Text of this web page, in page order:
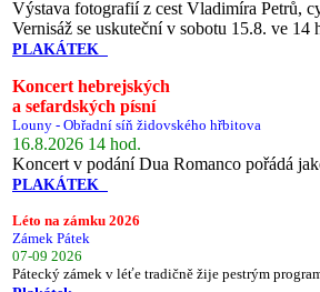
Výstava fotografií z cest Vladimíra Petrů,
Vernisáž se uskuteční v sobotu 15.8. ve 14
PLAKÁTEK
Koncert hebrejských
a sefardských písní
Louny - Obřadní síň židovského hřbitova
16.8.2026 14 hod.
Koncert v podání Dua Romanco pořádá
PLAKÁTEK
Léto na zámku 2026
Zámek Pátek
07-09 2026
Pátecký zámek v léťe tradičně žije pestrým